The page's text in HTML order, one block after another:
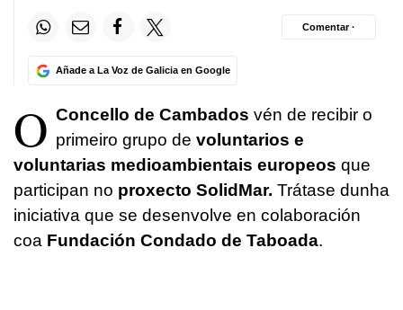
Añade a La Voz de Galicia en Google
Comentar ·
O Concello de Cambados vén de recibir o
primeiro grupo de voluntarios e
voluntarias medioambientais europeos que
participan no proxecto SolidMar. Trátase dunha
iniciativa que se desenvolve en colaboración
coa Fundación Condado de Taboada.